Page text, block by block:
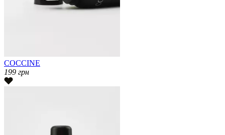
COCCINE
199 грн